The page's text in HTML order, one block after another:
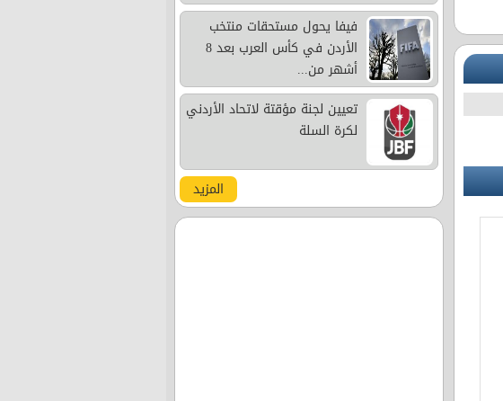
فيفا يحول مستحقات منتخب
الأردن في كأس العرب بعد 8
أشهر من...
تعيين لجنة مؤقتة لاتحاد الأردني
لكرة السلة
المزيد